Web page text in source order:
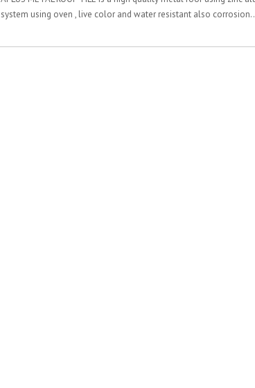
system using oven , live color and water resistant also